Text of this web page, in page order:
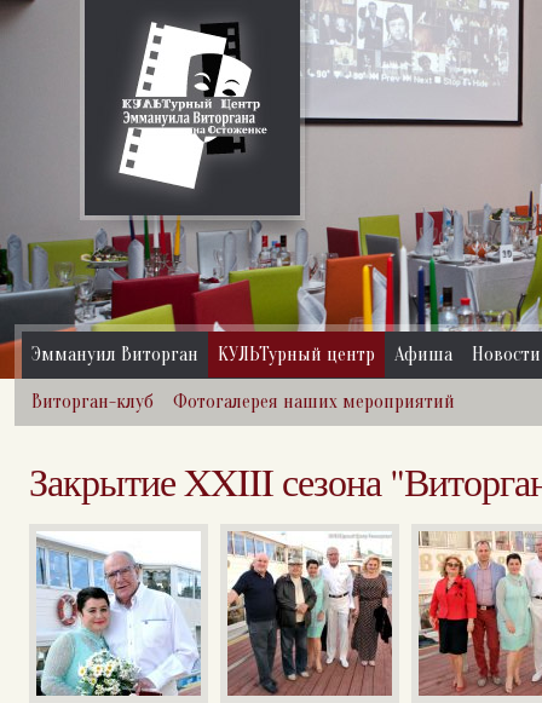
Эммануил Виторган КУЛЬТурный центр Афиша Новости
Виторган-клуб Фотогалерея наших мероприятий
Закрытие XXIII сезона